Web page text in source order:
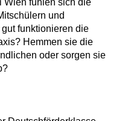
Wien fühlen sich die
und
funktionieren die
Hemmen sie die
oder sorgen sie